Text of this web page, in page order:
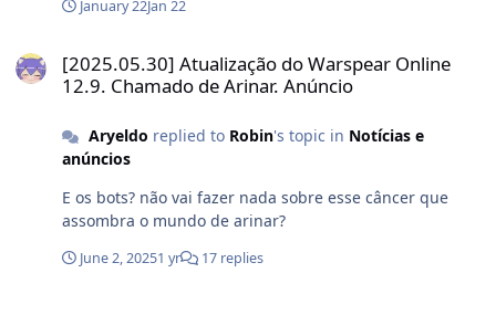
January 22Jan 22
[2025.05.30] Atualização do Warspear Online
12.9. Chamado de Arinar. Anúncio
Aryeldo replied to Robin's topic in Notícias e
anúncios
E os bots? não vai fazer nada sobre esse câncer que
assombra o mundo de arinar?
June 2, 20251 yr 17 replies